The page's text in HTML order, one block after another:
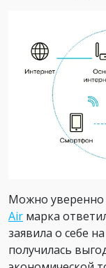
Можно уверенно
Air марка
заявила о себе
получилась